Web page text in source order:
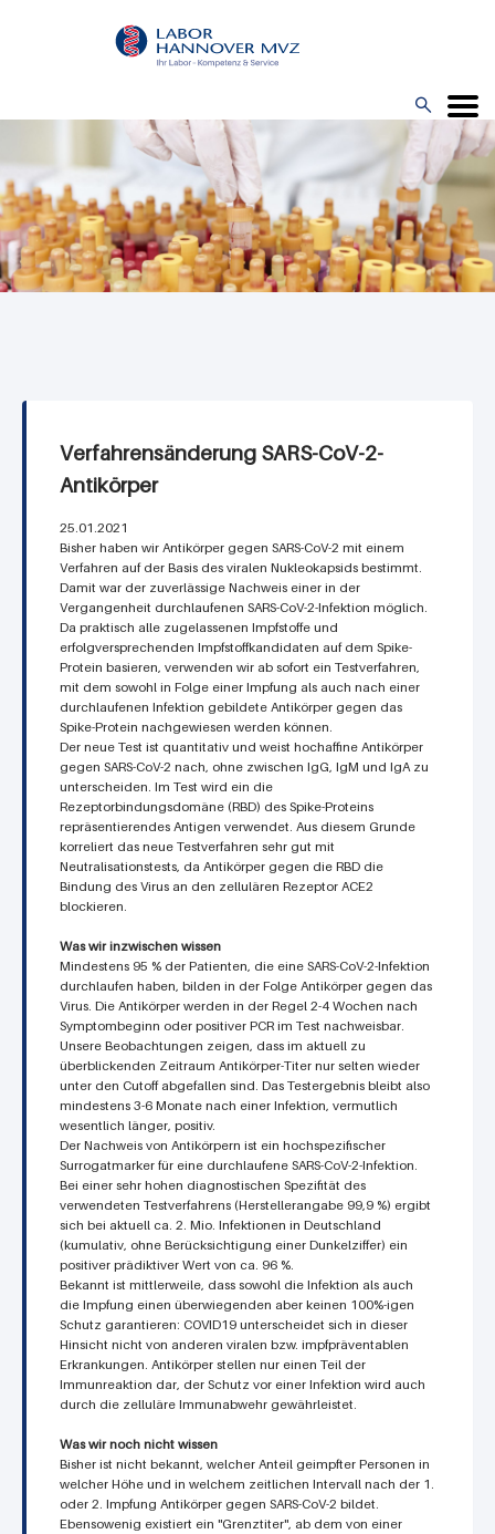
Direkt
zum

Verfahrensänderung SARS-CoV-2-
Antikörper
25.01.2021
Bisher haben wir Antikörper gegen SARS-CoV-2 mit einem
Verfahren auf der Basis des viralen Nukleokapsids bestimmt.
Damit war der zuverlässige Nachweis einer in der
Vergangenheit durchlaufenen SARS-CoV-2-Infektion möglich.
Da praktisch alle zugelassenen Impfstoffe und
erfolgversprechenden Impfstoffkandidaten auf dem Spike-
Protein basieren, verwenden wir ab sofort ein Testverfahren,
mit dem sowohl in Folge einer Impfung als auch nach einer
durchlaufenen Infektion gebildete Antikörper gegen das
Spike-Protein nachgewiesen werden können.
Der neue Test ist quantitativ und weist hochaffine Antikörper
gegen SARS-CoV-2 nach, ohne zwischen IgG, IgM und IgA zu
unterscheiden. Im Test wird ein die
Rezeptorbindungsdomäne (RBD) des Spike-Proteins
repräsentierendes Antigen verwendet. Aus diesem Grunde
korreliert das neue Testverfahren sehr gut mit
Neutralisationstests, da Antikörper gegen die RBD die
Bindung des Virus an den zellulären Rezeptor ACE2
blockieren.
Was wir inzwischen wissen
Mindestens 95 % der Patienten, die eine SARS-CoV-2-Infektion
durchlaufen haben, bilden in der Folge Antikörper gegen das
Virus. Die Antikörper werden in der Regel 2-4 Wochen nach
Symptombeginn oder positiver PCR im Test nachweisbar.
Unsere Beobachtungen zeigen, dass im aktuell zu
überblickenden Zeitraum Antikörper-Titer nur selten wieder
unter den Cutoff abgefallen sind. Das Testergebnis bleibt also
mindestens 3-6 Monate nach einer Infektion, vermutlich
wesentlich länger, positiv.
Der Nachweis von Antikörpern ist ein hochspezifischer
Surrogatmarker für eine durchlaufene SARS-CoV-2-Infektion.
Bei einer sehr hohen diagnostischen Spezifität des
verwendeten Testverfahrens (Herstellerangabe 99,9 %) ergibt
sich bei aktuell ca. 2. Mio. Infektionen in Deutschland
(kumulativ, ohne Berücksichtigung einer Dunkelziffer) ein
positiver prädiktiver Wert von ca. 96 %.
Bekannt ist mittlerweile, dass sowohl die Infektion als auch
die Impfung einen überwiegenden aber keinen 100%-igen
Schutz garantieren: COVID19 unterscheidet sich in dieser
Hinsicht nicht von anderen viralen bzw. impfpräventablen
Erkrankungen. Antikörper stellen nur einen Teil der
Immunreaktion dar, der Schutz vor einer Infektion wird auch
durch die zelluläre Immunabwehr gewährleistet.
Was wir noch nicht wissen
Bisher ist nicht bekannt, welcher Anteil geimpfter Personen in
welcher Höhe und in welchem zeitlichen Intervall nach der 1.
oder 2. Impfung Antikörper gegen SARS-CoV-2 bildet.
Ebensowenig existiert ein "Grenztiter", ab dem von einer